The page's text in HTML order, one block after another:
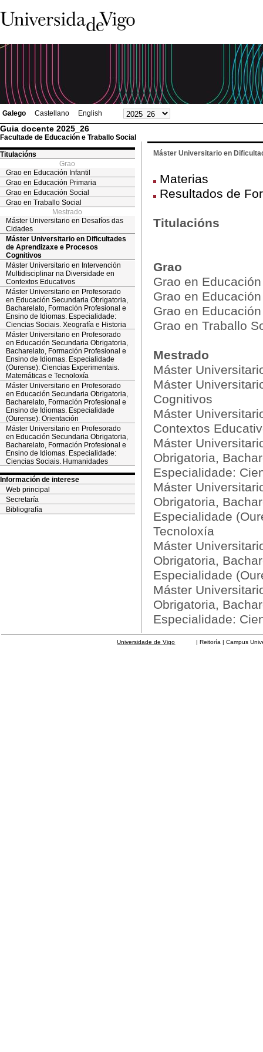
Galego Castellano English
Guia docente 2025_26
Facultade de Educación e Traballo Social
Titulacións
Grao
Grao en Educación Infantil
Grao en Educación Primaria
Grao en Educación Social
Grao en Traballo Social
Mestrado
Máster Universitario en Desafíos das
Cidades
Máster Universitario en Dificultades
de Aprendizaxe e Procesos
Cognitivos
Máster Universitario en Intervención
Multidisciplinar na Diversidade en
Contextos Educativos
Máster Universitario en Profesorado
en Educación Secundaria Obrigatoria,
Bacharelato, Formación Profesional e
Ensino de Idiomas. Especialidade:
Ciencias Sociais. Xeografía e Historia
Máster Universitario en Profesorado
en Educación Secundaria Obrigatoria,
Bacharelato, Formación Profesional e
Ensino de Idiomas. Especialidade
(Ourense): Ciencias Experimentais.
Matemáticas e Tecnoloxía
Máster Universitario en Profesorado
en Educación Secundaria Obrigatoria,
Bacharelato, Formación Profesional e
Ensino de Idiomas. Especialidade
(Ourense): Orientación
Máster Universitario en Profesorado
en Educación Secundaria Obrigatoria,
Bacharelato, Formación Profesional e
Ensino de Idiomas. Especialidade:
Ciencias Sociais. Humanidades
Información de interese
Web principal
Secretaría
Bibliografía
Máster Universitario en
Materias
Resultados de
Titulacións
Grao
Grao en
Grao en
Grao en
Grao en Traballo
Mestrado
Máster
Máster
Cognitivos
Máster
Contextos
Máster
Obrigatoria,
Especialidade:
Máster
Obrigatoria,
Especialidade
Tecnoloxía
Máster
Obrigatoria,
Especialidade
Máster
Obrigatoria,
Especialidade:
Universidade de Vigo | Reitoría | Campus